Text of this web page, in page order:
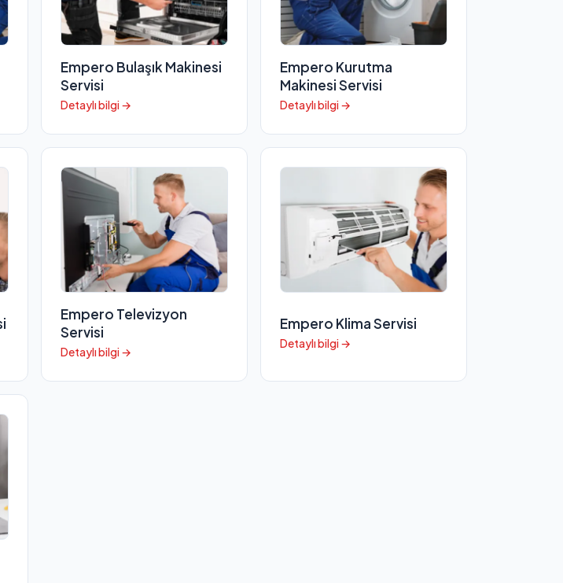
Empero Bulaşık Makinesi
Servisi
Detaylı bilgi →
Empero Kurutma
Makinesi Servisi
Detaylı bilgi →
Empero Televizyon
Servisi
Detaylı bilgi →
Empero Klima Servisi
Detaylı bilgi →